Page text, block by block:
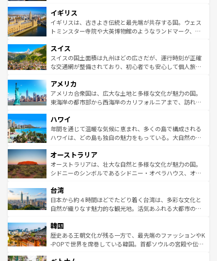
いる。シャンパンの発祥地であるランス、プロヴァンスの
香り高いラベンダー畑など、多彩な楽しみ方が可能だ。さ
らに、パリ以外の地域にも魅力が溢れており、どの街角に
れる地方に足を運ぶとそれぞれで全く異なる文化を体験で
きるだろう。 なお、新着のフランス情報はコンテンツ一覧
を参照してほしい。
顔を持つこの国は、どこを歩いても飽きることがない。ベ
ルリンの文化的活気、バイエルン州のアルプスの絶景、そ
してライン川沿いのワイン畑といった風景は必見。ビール
は、お酒好きな人にはぜひ体験してほしい。 なお、新着の
ドイツ情報はコンテンツ一覧を参照してほしい。
イギリス
イギリスは、古きよき伝統と最先端が共存する国。ウェス
トミンスター寺院や大英博物館のようなランドマーク、歴
リアごとに異なる魅力がある。また、優雅なアフタヌーン
ティー、ビール好きにはたまらない英国パブ、サッカー観
戦など、本場だからこそできる体験も豊富。イギリスを旅
ンツ一覧を参照してほしい。
スイス
スイスの国土面積は九州ほどの広さだが、運行時刻が正確
な交通網が整備されており、初心者でも安心して個人旅行
の建物がそのまま残る町や、スイスならではのユニークな
博物館もあり、アルプス観光だけでなく町歩きも満喫する
ことができる。国民の所得が高いため物価も高いが、旅行
ば市内交通費無料で観光を楽しむこともできる。 なお、新
着のスイス情報はコンテンツ一覧 を参照してほしい。
アメリカ
アメリカ合衆国は、広大な土地と多様な文化が魅力の国。
東海岸の都市部から西海岸のカリフォルニアまで、訪れる
のような巨大都市は、観光、ショッピング、エンターテイ
ンメントが詰まった刺激的なスポットだ。一方、アメリカ
西部には大自然が広がり、グランドキャニオンやイエロー
部のニューオーリンズでは、音楽と美食が融合した独特の
文化が魅力。旅行者はアメリカの各地域で異なる魅力を楽
しみながら、その多様性と豊かな歴史を感じることができ
ならではの贅沢な旅のスタイルだ。 なお、新着のアメリカ
情報はコンテンツ一覧を参照してほしい。
ハワイ
年間を通じて温暖な気候に恵まれ、多くの島で構成される
ハワイは、どの島も独自の魅力をもっている。大自然の神
ワイ島は見逃せない。また、定番の観光地といえばオアフ
島だが、静かな自然を求めるならマウイ島やカウアイ島が
おすすめ。エメラルドグリーンに輝く海をはじめ、豊かな
れるおもてなしの心で訪れる人々を迎えてくれるハワイの
人々、おいしいローカルフードやハワイアンミュージッ
ク、伝統的なフラダンスなど、すべてがハワイの魅力を彩
ワイを、存分に味わってほしい。 なお、新着のハワイ情報
はコンテンツ一覧を参照してほしい。
オーストラリア
オーストラリアは、壮大な自然と多様な文化が魅力の国。
シドニーのシンボルであるシドニー・オペラハウス、オー
リアリーフや大陸中央部にそびえるウルル（エアーズロッ
ク）、タスマニアの美しい原生林やケアンズの熱帯雨林な
ど、見どころがたくさん。また、カフェやワイン、オージ
いる。アクティビティも充実しており、サーフィンやダイ
ビング、ハイキングなど、アウトドア好きにはたまらな
い。オーストラリアの多彩な魅力を存分に味わいつくそ
台湾
日本から約４時間ほどでたどり着く台湾は、多彩な文化と
自然が織りなす魅力的な観光地。活気あふれる大都市の台
ン）、静ひつな山岳地帯である台湾東部など、都市の喧騒
と山間の静けさが共存しており、訪れる人に新しい発見と
驚きをもたらしてくれる。また、奥深い台湾の食文化も魅
韓国
歴史ある王朝文化が残る一方で、最先端のファッションやK
-POPで世界を席巻している韓国。首都ソウルの宮殿や伝統